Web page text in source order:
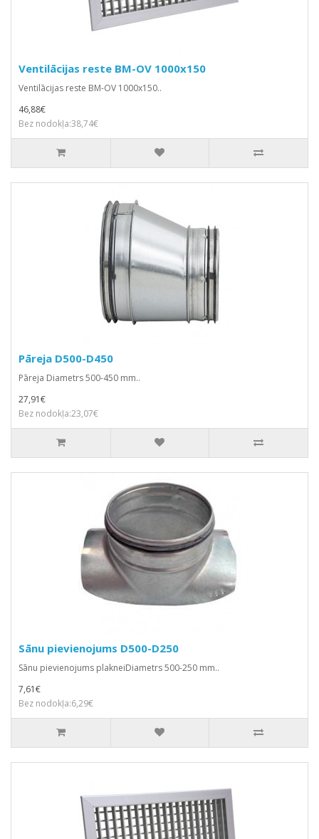
Ventilācijas reste BM-OV 1000x150
Ventilācijas reste BM-OV 1000x150..
46,88€
Bez nodokļa:38,74€
Pāreja D500-D450
Pāreja Diametrs 500-450 mm..
27,91€
Bez nodokļa:23,07€
Sānu pievienojums D500-D250
Sānu pievienojums plakneiDiametrs 500-250 mm..
7,61€
Bez nodokļa:6,29€